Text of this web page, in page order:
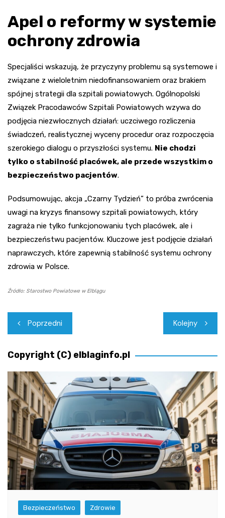
Apel o reformy w systemie
ochrony zdrowia
Specjaliści wskazują, że przyczyny problemu są systemowe i
związane z wieloletnim niedofinansowaniem oraz brakiem
spójnej strategii dla szpitali powiatowych. Ogólnopolski
Związek Pracodawców Szpitali Powiatowych wzywa do
podjęcia niezwłocznych działań: uczciwego rozliczenia
świadczeń, realistycznej wyceny procedur oraz rozpoczęcia
szerokiego dialogu o przyszłości systemu. Nie chodzi
tylko o stabilność placówek, ale przede wszystkim o
bezpieczeństwo pacjentów.
Podsumowując, akcja „Czarny Tydzień” to próba zwrócenia
uwagi na kryzys finansowy szpitali powiatowych, który
zagraża nie tylko funkcjonowaniu tych placówek, ale i
bezpieczeństwu pacjentów. Kluczowe jest podjęcie działań
naprawczych, które zapewnią stabilność systemu ochrony
zdrowia w Polsce.
Źródło: Starostwo Powiatowe w Elblągu
Nawigacja
wpisu
Poprzedni Kolejny
Copyright (C) elblaginfo.pl
Bezpieczeństwo Zdrowie